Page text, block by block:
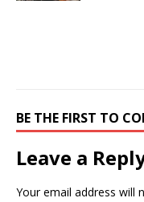
BE THE FIRST TO
Leave a
Your email address will